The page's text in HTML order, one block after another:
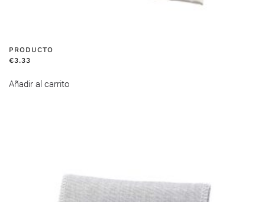
PRODUCTO
€3.33
Añadir al carrito